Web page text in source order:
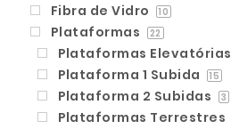
Fibra de Vidro 10
Plataformas 22
Plataformas Elevatórias
Plataforma 1 Subida 15
Plataforma 2 Subidas 3
Plataformas Terrestres